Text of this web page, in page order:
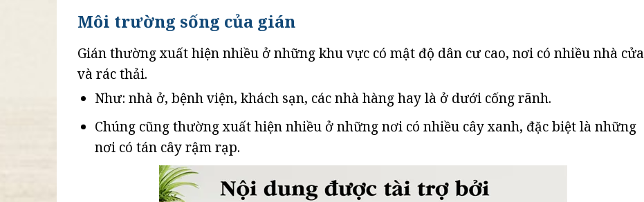
Môi trường sống của gián
Gián thường xuất hiện nhiều ở những khu vực có mật độ dân cư cao, nơi có nhiều nhà cửa
và rác thải.
Như: nhà ở, bệnh viện, khách sạn, các nhà hàng hay là ở dưới cống rãnh.
Chúng cũng thường xuất hiện nhiều ở những nơi có nhiều cây xanh, đặc biệt là những
nơi có tán cây rậm rạp.